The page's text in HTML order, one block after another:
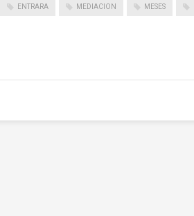
ENTRARA MEDIACION MESES